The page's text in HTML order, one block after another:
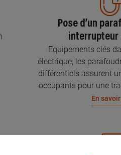
Pose d’un
Equipements clés
électrique, les
différentiels assurent
occupants pour une
En